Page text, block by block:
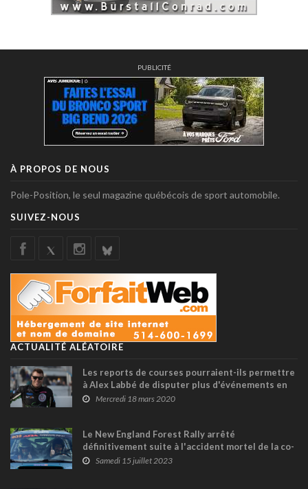
PUBLICITÉ
À PROPOS DE NOUS
Pole-Position, le seul magazine québécois de sport automobile.
SUIVEZ-NOUS
ACTUALITÉ ALÉATOIRE
Les reports de courses pourraient-ils permettre
à Alex Labbé de disputer plus d'événements en
Xfinity ?
Mercredi 18 mars 2020
Le New England Forest Rally arrêté
définitivement suite à l'accident mortel de la co-
pilote Erin Kelly
Samedi 15 juillet 2023